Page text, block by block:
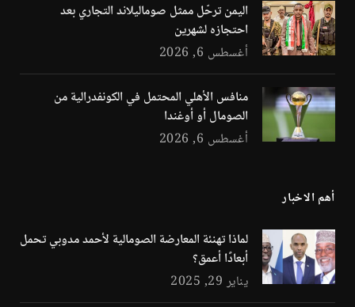
اليمن ترحّل ممثل صوماليلاند التجاري بعد
احتجازه لشهرين
أغسطس 6, 2026
منافس الأهلي المحتمل في الكونفدرالية من
الصومال أو أوغندا
أغسطس 6, 2026
أهم الاخبار
لماذا تهنئة المعارضة الصومالية لأحمد مدوبي تحمل
أبعادًا أعمق؟
يناير 29, 2025